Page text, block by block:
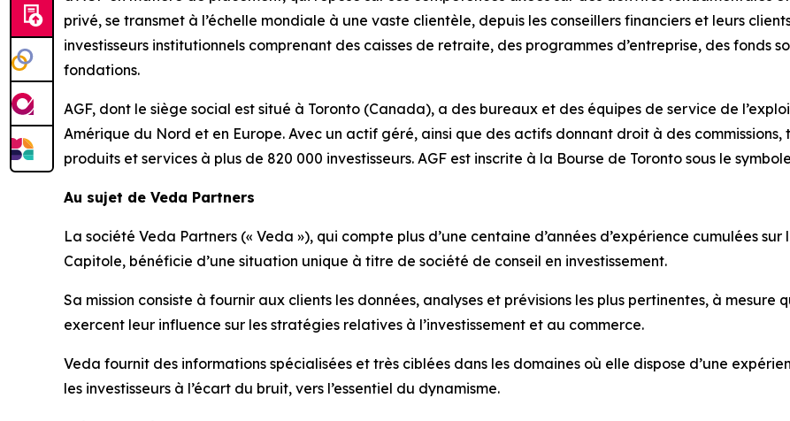
privé, se transmet à l’échelle mondiale à une vaste clientèle, depuis les conseillers financiers et leurs
investisseurs institutionnels comprenant des caisses de retraite, des programmes d’entreprise, des fonds
fondations.
AGF, dont le siège social est situé à Toronto (Canada), a des bureaux et des équipes de service de
Amérique du Nord et en Europe. Avec un actif géré, ainsi que des actifs donnant droit à des
produits et services à plus de 820 000 investisseurs. AGF est inscrite à la Bourse de Toronto sous le symbole
Au sujet de Veda Partners
La société Veda Partners (« Veda »), qui compte plus d’une centaine d’années d’expérience cumulées
Capitole, bénéficie d’une situation unique à titre de société de conseil en investissement.
Sa mission consiste à fournir aux clients les données, analyses et prévisions les plus pertinentes, à
exercent leur influence sur les stratégies relatives à l’investissement et au commerce.
Veda fournit des informations spécialisées et très ciblées dans les domaines où elle dispose d’une
les investisseurs à l’écart du bruit, vers l’essentiel du dynamisme.